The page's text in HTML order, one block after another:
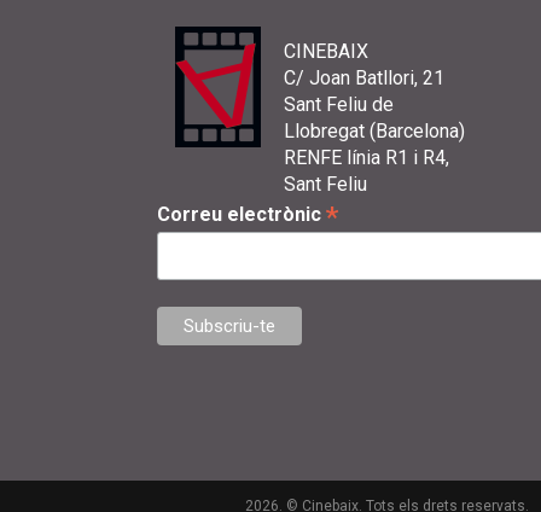
CINEBAIX
C/ Joan Batllori, 21
Sant Feliu de
Llobregat (Barcelona)
RENFE línia R1 i R4,
Sant Feliu
Correu electrònic *
2026. © Cinebaix. Tots els drets reservats.